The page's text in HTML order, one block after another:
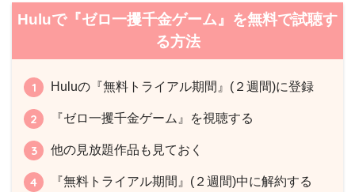
Huluで『ゼロ一攫千金ゲーム』を無料で試聴す
る方法
Huluの『無料トライアル期間』(２週間)に登録
『ゼロ一攫千金ゲーム』を視聴する
他の見放題作品も見ておく
『無料トライアル期間』(２週間)中に解約する